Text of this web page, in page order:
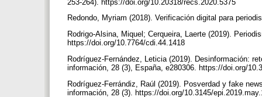
253-264). https://doi.org/10.20318/recs.2020.5375
Redondo, Myriam (2018). Verificación digital para
Rodrigo-Alsina, Miquel; Cerqueira, Laerte (2019).
https://doi.org/10.7764/cdi.44.1418
Rodríguez-Fernández, Leticia (2019). Desinformación:
información, 28 (3), España, e280306. https://doi.org/
Rodríguez-Ferrándiz, Raúl (2019). Posverdad y fake
información, 28 (3). https://doi.org/10.3145/